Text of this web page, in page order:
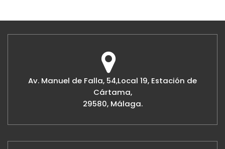
Av. Manuel de Falla, 54,Local 19, Estación de
Cártama,
29580, Málaga.